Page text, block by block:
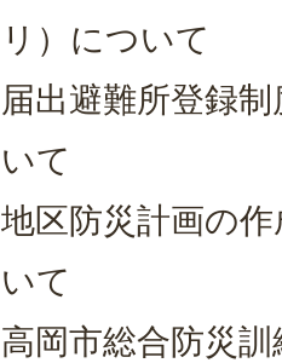
リ）について
届出避難所登録
いて
地区防災計画の
いて
高岡市総合防災